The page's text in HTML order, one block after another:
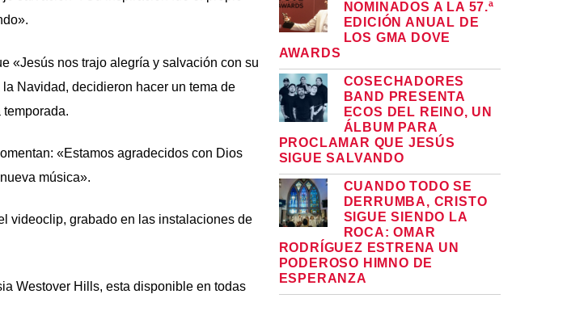
«Jesús nos trajo alegría y salvación con su
Navidad, decidieron hacer un tema de
«Estamos agradecidos con Dios
música».
videoclip, grabado en las instalaciones de
Westover Hills, esta disponible en todas
NOMINADOS A LA 57.ª
EDICIÓN ANUAL DE
LOS GMA DOVE
AWARDS
COSECHADORES
BAND PRESENTA
ECOS DEL REINO, UN
ÁLBUM PARA
PROCLAMAR QUE JESÚS
SIGUE SALVANDO
CUANDO TODO SE
DERRUMBA, CRISTO
SIGUE SIENDO LA
ROCA: OMAR
RODRÍGUEZ ESTRENA UN
PODEROSO HIMNO DE
ESPERANZA